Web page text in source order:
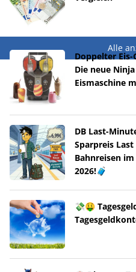
Alle
Doppelter
Die neue
Eismaschine
DB Last-
Sparpreis
Bahnreisen
2026!🧳
💸🤑